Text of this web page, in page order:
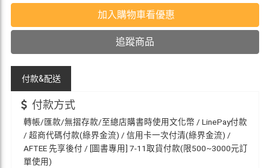
加入購物車看優惠
追蹤商品
付款&配送
付款方式
轉帳/匯款/無摺存款/至總店購書時使用文化幣 / LinePay付款
/ 超商代碼付款(綠界金流) / 信用卡一次付清(綠界金流) /
AFTEE 先享後付 / [圖書專用] 7-11取貨付款(限500~3000元訂
單使用)